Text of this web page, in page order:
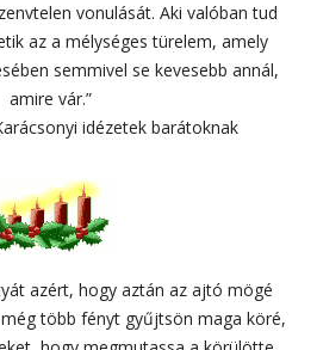
vonulását. Aki valóban tud
az a mélységes türelem, amely
semmivel se kevesebb annál,
amire vár.”
idézetek barátoknak
azért, hogy aztán az ajtó mögé
több fényt gyűjtsön maga köré,